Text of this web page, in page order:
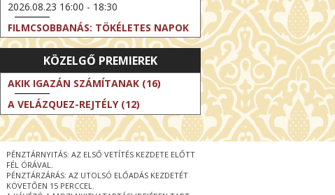
2026.08.23 16:00 - 18:30
FILMCSOBBANÁS: TÖKÉLETES NAPOK
2026.08.25 19:30 - 21:45
FILMCSOBBANÁS: IFJÚSÁG
2026.08.27 19:30 - 21:30
EXHIBITION ON SCREEN: VINCENT
VAN GOGH - ÚJ LÁTÁSMÓD
2026.08.30 11:00 - 12:30
NT LIVE / DAVID IRELAND: THE FIFTH
STEP
2026.09.01 19:00 - 21:00
BERLIN ELESTE
KÖZELGŐ PREMIEREK
AKIK IGAZÁN SZÁMÍTANAK (16)
A VELÁZQUEZ-REJTÉLY (12)
PÉNZTÁRNYITÁS: AZ ELSŐ VETÍTÉS KEZDETE ELŐTT
FÉL ÓRÁVAL.
PÉNZTÁRZÁRÁS: AZ UTOLSÓ ELŐADÁS KEZDETÉT
KÖVETŐEN 15 PERCCEL.